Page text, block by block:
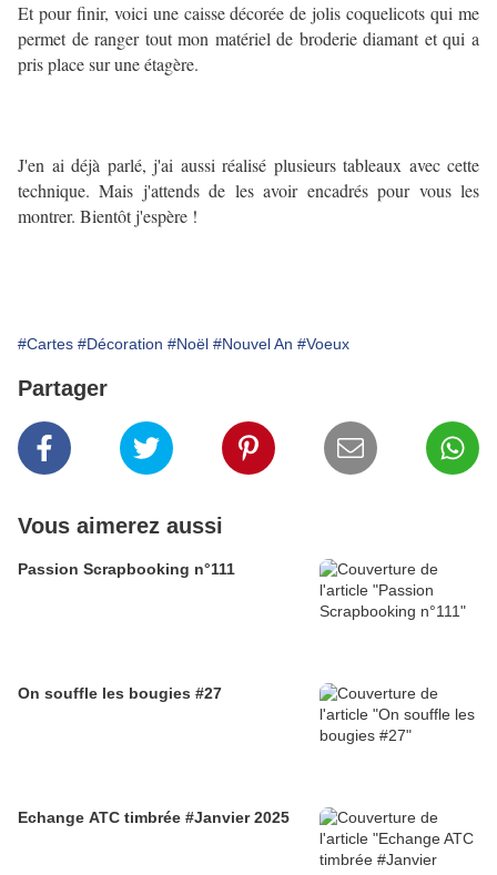
Et pour finir, voici une caisse décorée de jolis coquelicots qui me
permet de ranger tout mon matériel de broderie diamant et qui a
pris place sur une étagère.
J'en ai déjà parlé, j'ai aussi réalisé plusieurs tableaux avec cette
technique. Mais j'attends de les avoir encadrés pour vous les
montrer. Bientôt j'espère !
#Cartes #Décoration #Noël #Nouvel An #Voeux
Partager
Vous aimerez aussi
Passion Scrapbooking n°111
On souffle les bougies #27
Echange ATC timbrée #Janvier 2025